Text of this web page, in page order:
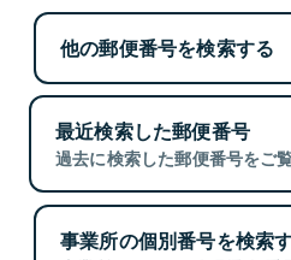
他の郵便番号を検索する
最近検索した郵便番号
過去に検索した郵便番号をご
事業所の個別番号を検索